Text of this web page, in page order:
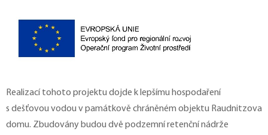
Realizací tohoto projektu dojde k lepšímu hospodaření
s dešťovou vodou v památkově chráněném objektu Raudnitzova
domu. Zbudovány budou dvě podzemní retenční nádrže